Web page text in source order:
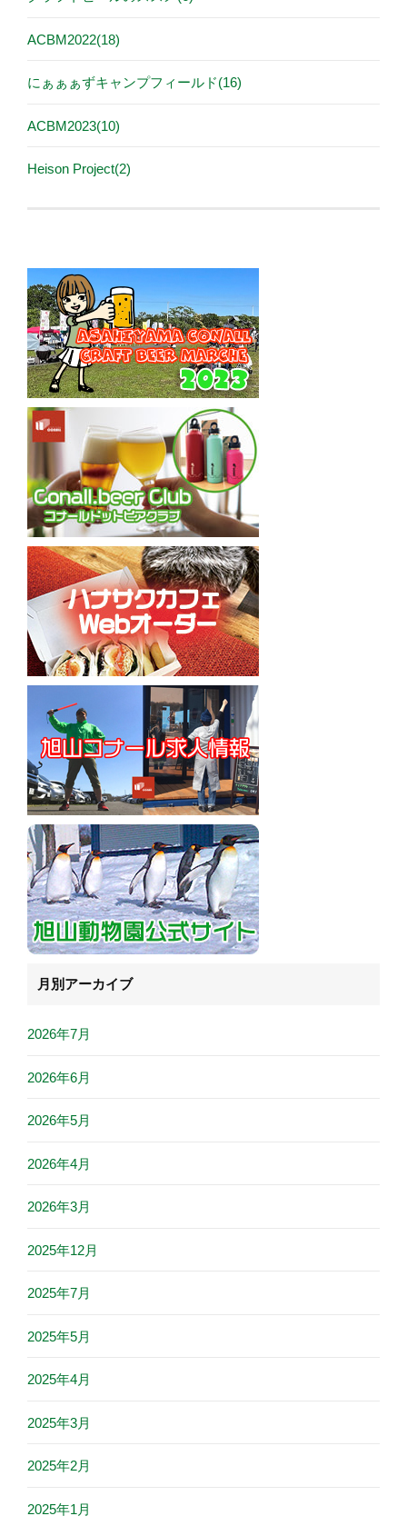
ACBM2022(18)
にぁぁぁずキャンプフィールド(16)
ACBM2023(10)
Heison Project(2)
月別アーカイブ
2026年7月
2026年6月
2026年5月
2026年4月
2026年3月
2025年12月
2025年7月
2025年5月
2025年4月
2025年3月
2025年2月
2025年1月